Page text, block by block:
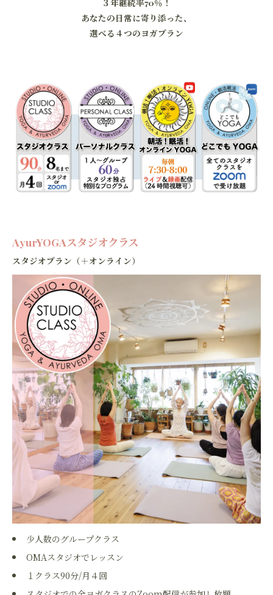
３年継続率70％！
あなたの日常に寄り添った、
選べる４つのヨガプラン
AyurYOGAスタジオクラス
スタジオプラン（＋オンライン）
少人数のグループクラス
OMAスタジオでレッスン
１クラス90分/月４回